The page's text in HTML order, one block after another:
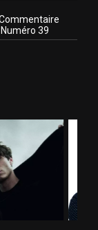
on
Melot,
Numéro 39